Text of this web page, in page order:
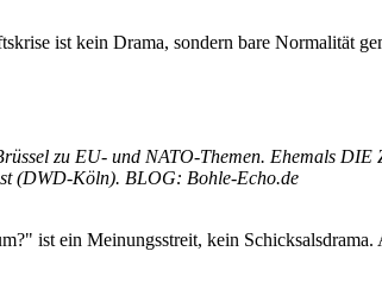
ist kein Drama, sondern bare Normalität
zu EU- und NATO-Themen. Ehemals
(DWD-Köln). BLOG: Bohle-Echo.de
ist ein Meinungsstreit, kein